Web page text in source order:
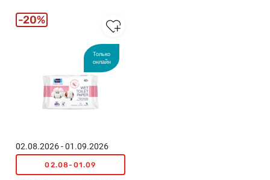
Только
онлайн
02.08.2026 - 01.09.2026
02.08-01.09
20%